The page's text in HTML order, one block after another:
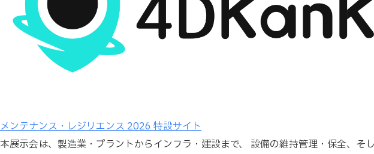
メンテナンス・レジリエンス 2026 特設サイト
本展示会は、製造業・プラントからインフラ・建設まで、 設備の維持管理・保全、そ